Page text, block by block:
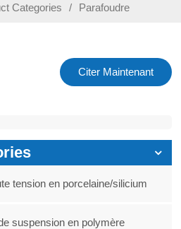
Categories / Parafoudre
Citer Maintenant
tension en porcelaine/silicium
suspension en polymère